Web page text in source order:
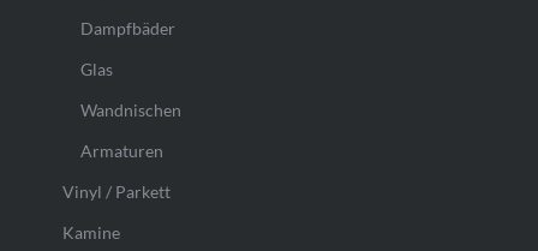
Dampfbäder
Glas
Wandnischen
Armaturen
Vinyl / Parkett
Kamine